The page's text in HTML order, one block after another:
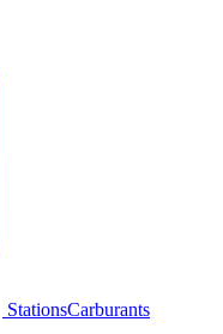
StationsCarburants